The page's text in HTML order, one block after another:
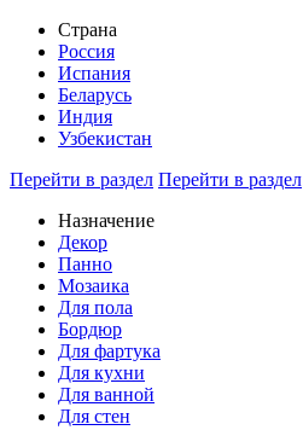
Страна
Россия
Испания
Беларусь
Индия
Узбекистан
Перейти в раздел Перейти в раздел
Назначение
Декор
Панно
Мозаика
Для пола
Бордюр
Для фартука
Для кухни
Для ванной
Для стен